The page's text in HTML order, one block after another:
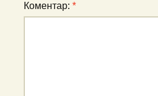
Коментар: *